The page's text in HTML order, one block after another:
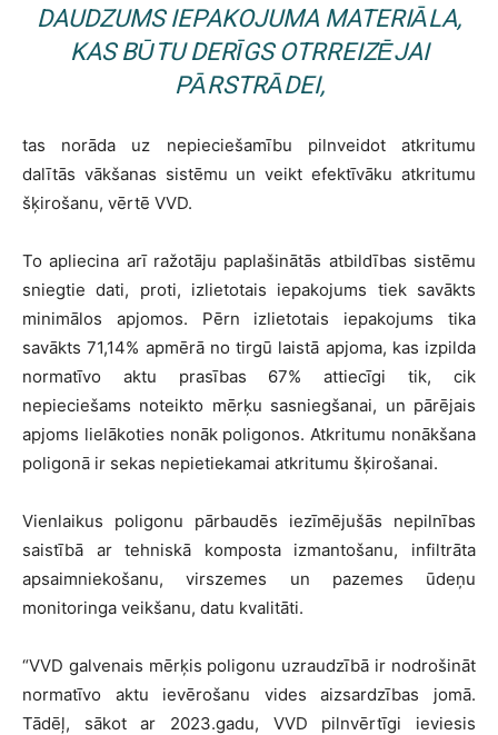
DAUDZUMS IEPAKOJUMA MATERIĀLA,
KAS BŪTU DERĪGS OTRREIZĒJAI
PĀRSTRĀDEI,
tas norāda uz nepieciešamību pilnveidot atkritumu
dalītās vākšanas sistēmu un veikt efektīvāku atkritumu
šķirošanu, vērtē VVD.
To apliecina arī ražotāju paplašinātās atbildības sistēmu
sniegtie dati, proti, izlietotais iepakojums tiek savākts
minimālos apjomos. Pērn izlietotais iepakojums tika
savākts 71,14% apmērā no tirgū laistā apjoma, kas izpilda
normatīvo aktu prasības 67% attiecīgi tik, cik
nepieciešams noteikto mērķu sasniegšanai, un pārējais
apjoms lielākoties nonāk poligonos. Atkritumu nonākšana
poligonā ir sekas nepietiekamai atkritumu šķirošanai.
Vienlaikus poligonu pārbaudēs iezīmējušās nepilnības
saistībā ar tehniskā komposta izmantošanu, infiltrāta
apsaimniekošanu, virszemes un pazemes ūdeņu
monitoringa veikšanu, datu kvalitāti.
“VVD galvenais mērķis poligonu uzraudzībā ir nodrošināt
normatīvo aktu ievērošanu vides aizsardzības jomā.
Tādēļ, sākot ar 2023.gadu, VVD pilnvērtīgi ieviesis